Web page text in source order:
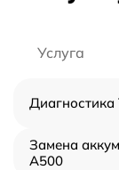
Услуга
Замена
A500